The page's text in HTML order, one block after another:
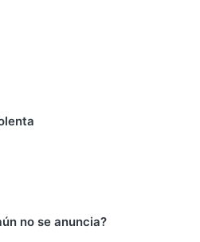
no se anuncia?